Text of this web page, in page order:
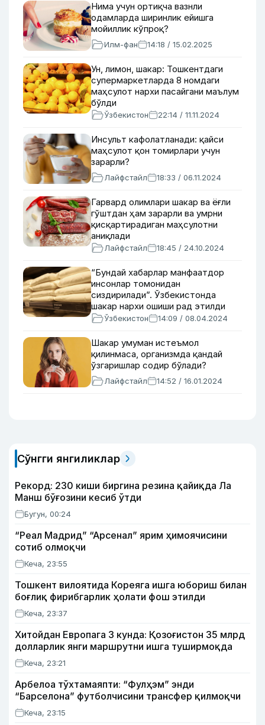
Нима учун ортиқча вазнли
одамларда ширинлик ейишга
мойиллик кўпроқ?
Илм-фан 14:18 / 15.02.2025
Ун, лимон, шакар: Тошкентдаги
супермаркетларда 8 номдаги
маҳсулот нархи пасайгани маълум
бўлди
Ўзбекистон 22:14 / 11.11.2024
Инсульт кафолатланади: қайси
маҳсулот қон томирлари учун
зарарли?
Лайфстайл 18:33 / 06.11.2024
Гарвард олимлари шакар ва ёғли
гўштдан ҳам зарарли ва умрни
қисқартирадиган маҳсулотни
аниқлади
Лайфстайл 18:45 / 24.10.2024
“Бундай хабарлар манфаатдор
инсонлар томонидан
сиздирилади”. Ўзбекистонда
шакар нархи ошиши рад этилди
Ўзбекистон 14:09 / 08.04.2024
Шакар умуман истеъмол
қилинмаса, организмда қандай
ўзгаришлар содир бўлади?
Лайфстайл 14:52 / 16.01.2024
Сўнгги янгиликлар
Рекорд: 230 киши биргина резина қайиқда Ла
Манш бўғозини кесиб ўтди
Бугун, 00:24
“Реал Мадрид” “Арсенал” ярим ҳимоячисини
сотиб олмоқчи
Кеча, 23:55
Тошкент вилоятида Кореяга ишга юбориш билан
боғлиқ фирибгарлик ҳолати фош этилди
Кеча, 23:37
Хитойдан Европага 3 кунда: Қозоғистон 35 млрд
долларлик янги маршрутни ишга туширмоқда
Кеча, 23:21
Арбелоа тўхтамаяпти: “Фулҳэм” энди
“Барселона” футболчисини трансфер қилмоқчи
Кеча, 23:15